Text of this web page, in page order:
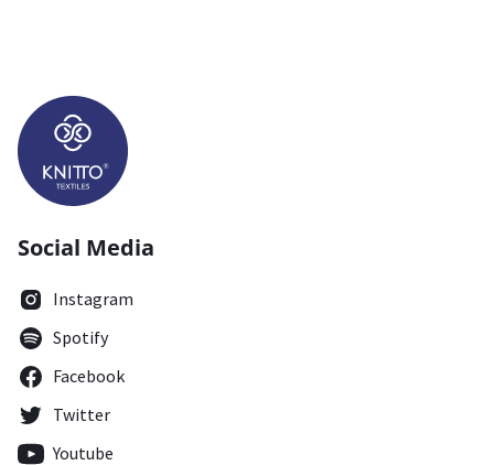
Social Media
Instagram
Spotify
Facebook
Twitter
Youtube